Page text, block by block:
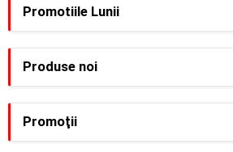
Promotiile Lunii
Produse noi
Promoţii